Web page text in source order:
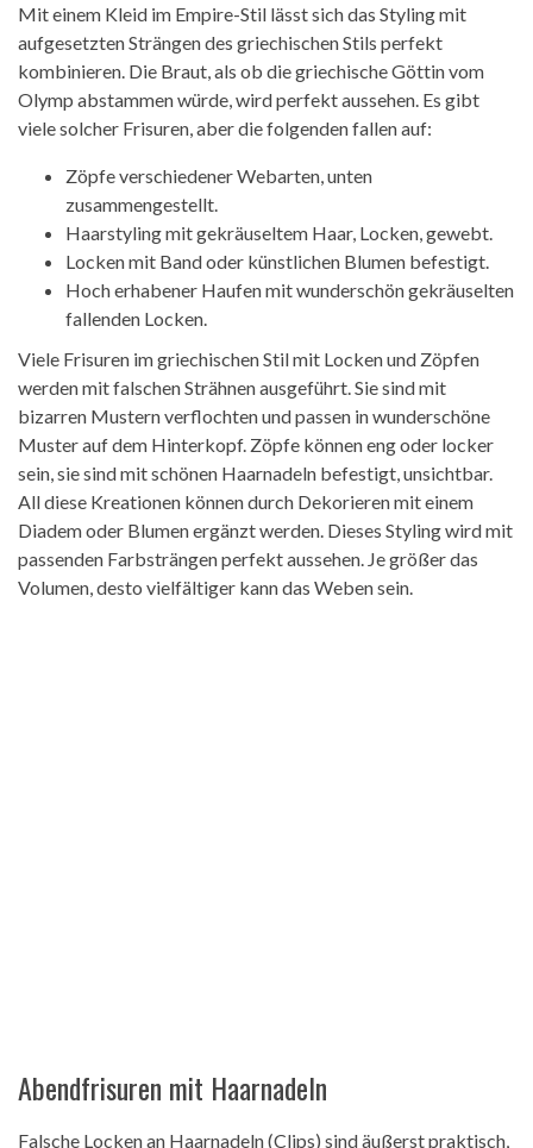
Mit einem Kleid im Empire-Stil lässt sich das Styling mit
aufgesetzten Strängen des griechischen Stils perfekt
kombinieren. Die Braut, als ob die griechische Göttin vom
Olymp abstammen würde, wird perfekt aussehen. Es gibt
viele solcher Frisuren, aber die folgenden fallen auf:
Zöpfe verschiedener Webarten, unten
zusammengestellt.
Haarstyling mit gekräuseltem Haar, Locken, gewebt.
Locken mit Band oder künstlichen Blumen befestigt.
Hoch erhabener Haufen mit wunderschön gekräuselten
fallenden Locken.
Viele Frisuren im griechischen Stil mit Locken und Zöpfen
werden mit falschen Strähnen ausgeführt. Sie sind mit
bizarren Mustern verflochten und passen in wunderschöne
Muster auf dem Hinterkopf. Zöpfe können eng oder locker
sein, sie sind mit schönen Haarnadeln befestigt, unsichtbar.
All diese Kreationen können durch Dekorieren mit einem
Diadem oder Blumen ergänzt werden. Dieses Styling wird mit
passenden Farbsträngen perfekt aussehen. Je größer das
Volumen, desto vielfältiger kann das Weben sein.
Abendfrisuren mit Haarnadeln
Falsche Locken an Haarnadeln (Clips) sind äußerst praktisch,